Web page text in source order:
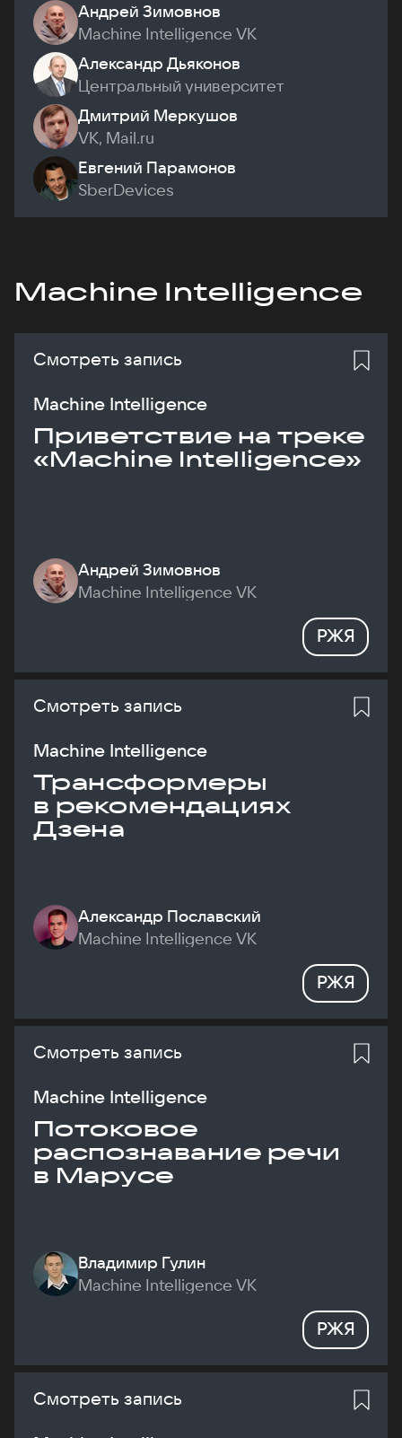
Андрей Зимовнов
Machine Intelligence VK
Александр Дьяконов
Центральный университет
Дмитрий Меркушов
VK, Mail.ru
Евгений Парамонов
SberDevices
Machine Intelligence
Смотреть запись
Machine Intelligence
Приветствие на треке
«Machine Intelligence»
Андрей Зимовнов
Machine Intelligence VK
РЖЯ
Смотреть запись
Machine Intelligence
Трансформеры
в рекомендациях
Дзена
Александр Пославский
Machine Intelligence VK
РЖЯ
Смотреть запись
Machine Intelligence
Потоковое
распознавание речи
в Марусе
Владимир Гулин
Machine Intelligence VK
РЖЯ
Смотреть запись